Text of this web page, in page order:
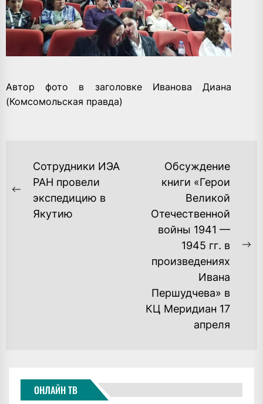
Автор фото в заголовке Иванова Диана
(Комсомольская правда)
НАВИГАЦИЯ
ПО
ЗАПИСЯМ
Previous
post:
Сотрудники ИЭА
РАН провели
экспедицию в
Якутию
Обсуждение
книги «Герои
Великой
Отечественной
войны 1941 —
1945 гг. в
произведениях
Ивана
Першудчева» в
КЦ Меридиан 17
апреля
ОНЛАЙН ТВ